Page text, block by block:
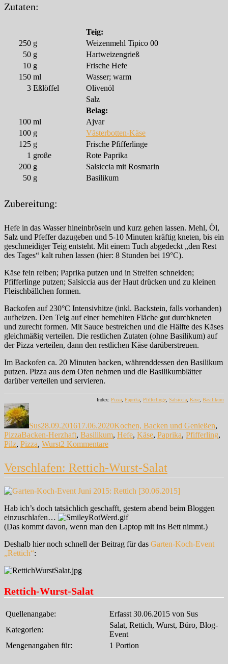
Zutaten:
Teig:
250 g
Weizenmehl Tipico 00
50 g
Hartweizengrieß
10 g
Frische Hefe
150 ml
Wasser; warm
3 Eßlöffel
Olivenöl
Salz
Belag:
100 ml
Ajvar
100 g
Västerbotten-Käse
125 g
Frische Pfifferlinge
1 große
Rote Paprika
200 g
Salsiccia mit Rosmarin
50 g Basilikum
Zubereitung:
Hefe in das Wasser hineinbröseln und kurz gehen lassen. Mehl, Öl,
Salz und Pfeffer dazugeben und 5-10 Minuten kräftig kneten, bis ein
geschmeidiger Teig entsteht. Mit einem Tuch abgedeckt „den Rest
des Tages“ kalt ruhen lassen (hier: 8 Stunden bei 19°C).
Käse fein reiben; Paprika putzen und in Streifen schneiden;
Pfifferlinge putzen; Salsiccia aus der Haut drücken und zu kleinen
Fleischbällchen formen.
Backofen auf 230°C Intensivhitze (inkl. Backstein, falls vorhanden)
aufheizen. Den Teig auf einer bemehlten Fläche gut durchkneten
und zurecht formen. Mit Sauce bestreichen und die Hälfte des Käses
gleichmäßig verteilen. Die restlichen Zutaten (ohne Basilikum) auf
der Pizza verteilen, dann den restlichen Käse darüberstreuen.
Im Backofen ca. 20 Minuten backen, währenddessen den Basilikum
putzen. Pizza aus dem Ofen nehmen und die Basilikumblätter
darüber verteilen und servieren.
Index: Pizza Paprika Pfifferlinge Salsiccia Käse Basilikum
Autor
Sus28.09.201617.06.2020Kochen, Backen und Genießen,
PizzaSchlagwörter
Backen-Herzhaft, Basilikum, Hefe, Käse, Paprika, Pfifferling,
Pilz, Pizza, Wurst2 Kommentarezu
Pizza
mit
Pfifferlingen
und
Verschlafen: Rettich-Wurst-Salat
Hab ich’s doch tatsächlich geschafft, gestern abend beim Bloggen
einzuschlafen…
(Das kommt davon, wenn man den Laptop mit ins Bett nimmt.)
Deshalb hier noch schnell der Beitrag für das Garten-Koch-Event
„Rettich“:
Rettich-Wurst-Salat
Quellenangabe:
Erfasst 30.06.2015 von Sus
Kategorien:
Salat, Rettich, Wurst, Büro, Blog-
Event
Mengenangaben für:
1 Portion